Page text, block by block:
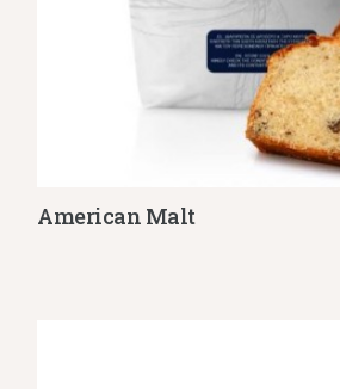
American Malt